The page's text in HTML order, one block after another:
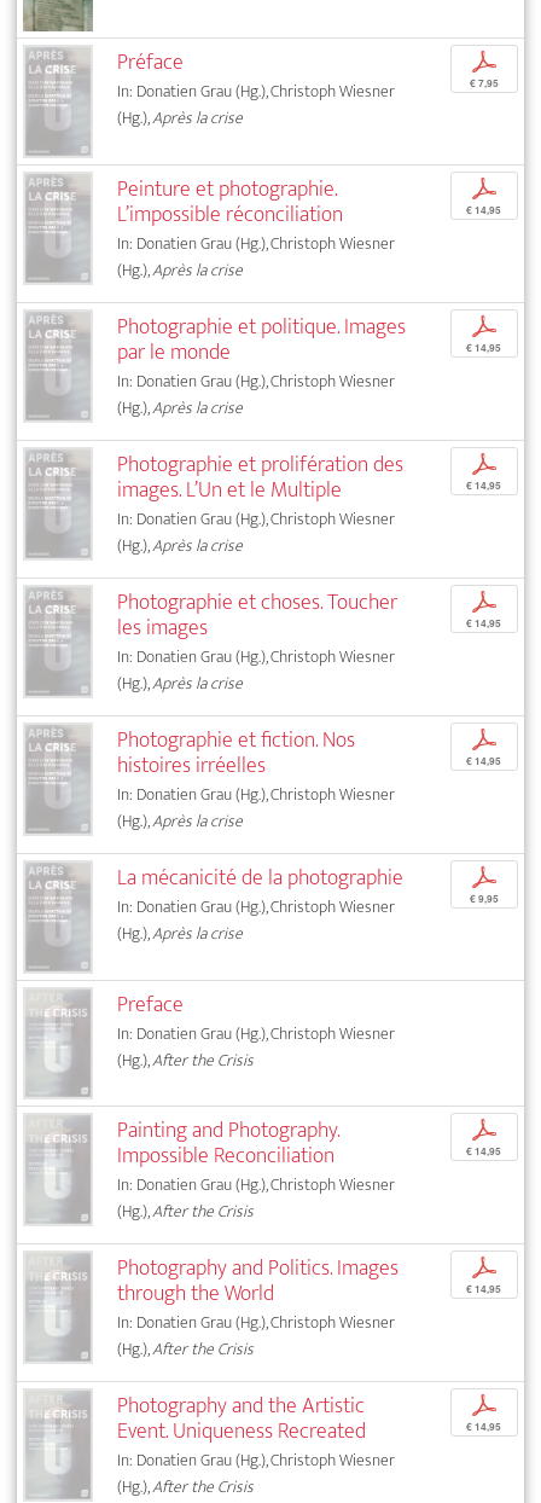
Préface
In: Donatien Grau (Hg.), Christoph Wiesner
(Hg.),Après la crise
p
€ 7,95
Peinture et photographie.
L’impossible réconciliation
In: Donatien Grau (Hg.), Christoph Wiesner
(Hg.),Après la crise
p
€ 14,95
Photographie et politique. Images
par le monde
In: Donatien Grau (Hg.), Christoph Wiesner
(Hg.),Après la crise
p
€ 14,95
Photographie et prolifération des
images. L’Un et le Multiple
In: Donatien Grau (Hg.), Christoph Wiesner
(Hg.),Après la crise
p
€ 14,95
Photographie et choses. Toucher
les images
In: Donatien Grau (Hg.), Christoph Wiesner
(Hg.),Après la crise
p
€ 14,95
Photographie et fiction. Nos
histoires irréelles
In: Donatien Grau (Hg.), Christoph Wiesner
(Hg.),Après la crise
p
€ 14,95
La mécanicité de la photographie
In: Donatien Grau (Hg.), Christoph Wiesner
(Hg.),Après la crise
p
€ 9,95
Preface
In: Donatien Grau (Hg.), Christoph Wiesner
(Hg.),After the Crisis
Painting and Photography.
Impossible Reconciliation
In: Donatien Grau (Hg.), Christoph Wiesner
(Hg.),After the Crisis
p
€ 14,95
Photography and Politics. Images
through the World
In: Donatien Grau (Hg.), Christoph Wiesner
(Hg.),After the Crisis
p
€ 14,95
Photography and the Artistic
Event. Uniqueness Recreated
In: Donatien Grau (Hg.), Christoph Wiesner
(Hg.),After the Crisis
p
€ 14,95